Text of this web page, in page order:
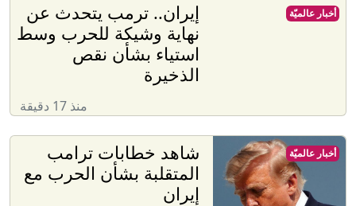
إيران.. ترمب يتحدث عن
نهاية وشيكة للحرب وسط
استياء بشأن نقص
الذخيرة
منذ 17 دقيقة
أخبار عالميّة
شاهد خطابات ترامب
المتقلبة بشأن الحرب مع
إيران
أخبار عالميّة